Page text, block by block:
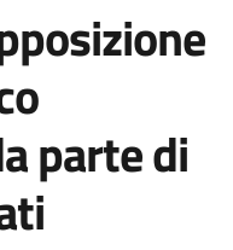
parte di